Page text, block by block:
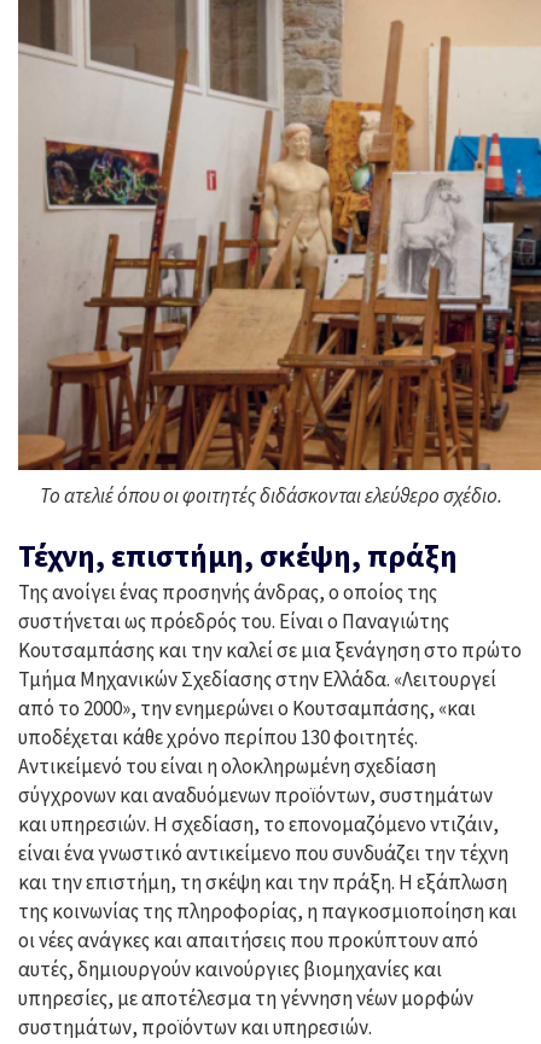
Το ατελιέ όπου οι φοιτητές διδάσκονται ελεύθερο σχέδιο.
Τέχνη, επιστήμη, σκέψη, πράξη
Της ανοίγει ένας προσηνής άνδρας, ο οποίος της
συστήνεται ως πρόεδρός του. Είναι ο Παναγιώτης
Κουτσαμπάσης και την καλεί σε μια ξενάγηση στο πρώτο
Τμήμα Μηχανικών Σχεδίασης στην Ελλάδα. «Λειτουργεί
από το 2000», την ενημερώνει ο Κουτσαμπάσης, «και
υποδέχεται κάθε χρόνο περίπου 130 φοιτητές.
Αντικείμενό του είναι η ολοκληρωμένη σχεδίαση
σύγχρονων και αναδυόμενων προϊόντων, συστημάτων
και υπηρεσιών. Η σχεδίαση, το επονομαζόμενο ντιζάιν,
είναι ένα γνωστικό αντικείμενο που συνδυάζει την τέχνη
και την επιστήμη, τη σκέψη και την πράξη. Η εξάπλωση
της κοινωνίας της πληροφορίας, η παγκοσμιοποίηση και
οι νέες ανάγκες και απαιτήσεις που προκύπτουν από
αυτές, δημιουργούν καινούργιες βιομηχανίες και
υπηρεσίες, με αποτέλεσμα τη γέννηση νέων μορφών
συστημάτων, προϊόντων και υπηρεσιών.